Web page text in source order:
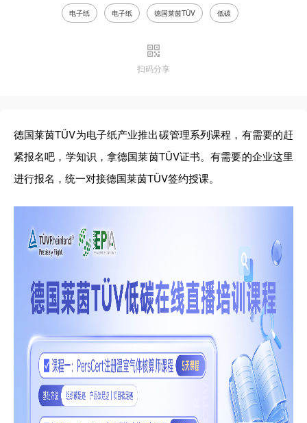
电子纸 电子纸 德国莱茵TÜV 低碳
扫码分享
德国莱茵TÜV为电子纸产业推出碳管理系列课程，有需要的赶
紧报名吧，学知识，拿德国莱茵TÜV证书。有需要的企业这里
进行报名，统一对接德国莱茵TÜV签约授课。